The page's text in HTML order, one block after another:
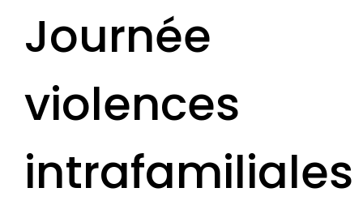
Journée
violences
intrafamiliales